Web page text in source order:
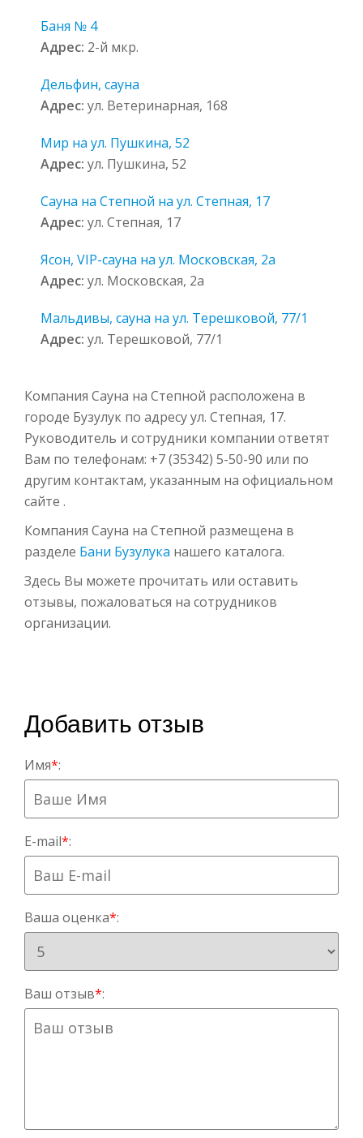
Баня № 4
Адрес: 2-й мкр.
Дельфин, сауна
Адрес: ул. Ветеринарная, 168
Мир на ул. Пушкина, 52
Адрес: ул. Пушкина, 52
Сауна на Степной на ул. Степная, 17
Адрес: ул. Степная, 17
Ясон, VIP-сауна на ул. Московская, 2а
Адрес: ул. Московская, 2а
Мальдивы, сауна на ул. Терешковой, 77/1
Адрес: ул. Терешковой, 77/1
Компания Сауна на Степной расположена в
городе Бузулук по адресу ул. Степная, 17.
Руководитель и сотрудники компании ответят
Вам по телефонам: +7 (35342) 5-50-90 или по
другим контактам, указанным на официальном
сайте .
Компания Сауна на Степной размещена в
разделе Бани Бузулука нашего каталога.
Здесь Вы можете прочитать или оставить
отзывы, пожаловаться на сотрудников
организации.
Добавить отзыв
Имя*:
E-mail*:
Ваша оценка*:
Ваш отзыв*: